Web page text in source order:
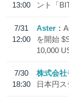
13:00
ント「
7/31
12:00
Aster
を開始
10,000
7/30
18:30
株式会社
日本円